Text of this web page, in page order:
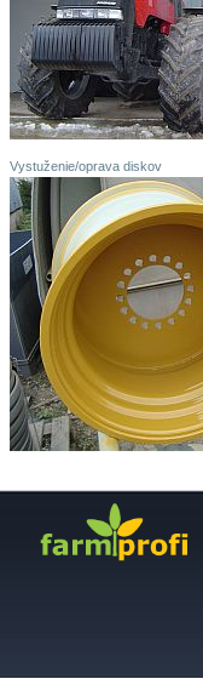
Vystuženie/oprava diskov